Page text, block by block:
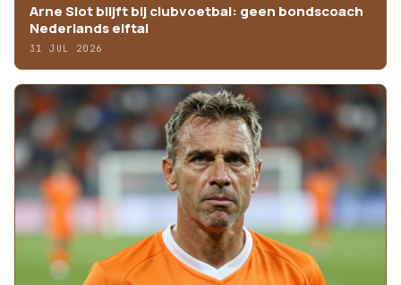
Arne Slot blijft bij clubvoetbal: geen bondscoach
Nederlands elftal
31 JUL 2026